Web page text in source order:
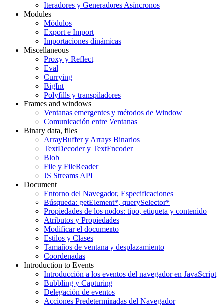
Iteradores y Generadores Asíncronos
Modules
Módulos
Export e Import
Importaciones dinámicas
Miscellaneous
Proxy y Reflect
Eval
Currying
BigInt
Polyfills y transpiladores
Frames and windows
Ventanas emergentes y métodos de Window
Comunicación entre Ventanas
Binary data, files
ArrayBuffer y Arrays Binarios
TextDecoder y TextEncoder
Blob
File y FileReader
JS Streams API
Document
Entorno del Navegador, Especificaciones
Búsqueda: getElement*, querySelector*
Propiedades de los nodos: tipo, etiqueta y contenido
Atributos y Propiedades
Modificar el documento
Estilos y Clases
Tamaños de ventana y desplazamiento
Coordenadas
Introduction to Events
Introducción a los eventos del navegador en JavaScript
Bubbling y Capturing
Delegación de eventos
Acciones Predeterminadas del Navegador